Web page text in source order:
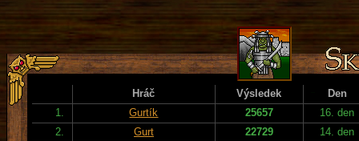
Hráč Výsledek
Den
1.
Gurtík 25657
16. den
2.
Gurt 22729
14. den